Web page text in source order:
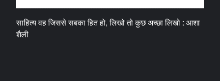
साहित्य वह जिससे सबका हित हो, लिखो तो कुछ अच्छा लिखो : आशा
शैली